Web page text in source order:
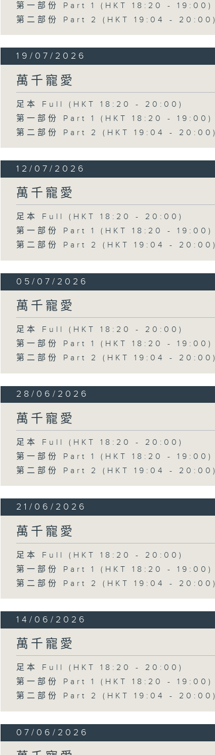
第一部份 Part 1 (HKT 18:20 - 19:00)
第二部份 Part 2 (HKT 19:04 - 20:00)
19/07/2026
萬千寵愛
足本 Full (HKT 18:20 - 20:00)
第一部份 Part 1 (HKT 18:20 - 19:00)
第二部份 Part 2 (HKT 19:04 - 20:00)
12/07/2026
萬千寵愛
足本 Full (HKT 18:20 - 20:00)
第一部份 Part 1 (HKT 18:20 - 19:00)
第二部份 Part 2 (HKT 19:04 - 20:00)
05/07/2026
萬千寵愛
足本 Full (HKT 18:20 - 20:00)
第一部份 Part 1 (HKT 18:20 - 19:00)
第二部份 Part 2 (HKT 19:04 - 20:00)
28/06/2026
萬千寵愛
足本 Full (HKT 18:20 - 20:00)
第一部份 Part 1 (HKT 18:20 - 19:00)
第二部份 Part 2 (HKT 19:04 - 20:00)
21/06/2026
萬千寵愛
足本 Full (HKT 18:20 - 20:00)
第一部份 Part 1 (HKT 18:20 - 19:00)
第二部份 Part 2 (HKT 19:04 - 20:00)
14/06/2026
萬千寵愛
足本 Full (HKT 18:20 - 20:00)
第一部份 Part 1 (HKT 18:20 - 19:00)
第二部份 Part 2 (HKT 19:04 - 20:00)
07/06/2026